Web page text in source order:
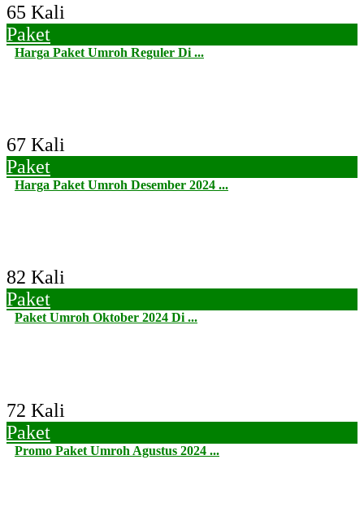
65 Kali
Paket
Harga Paket Umroh Reguler Di ...
67 Kali
Paket
Harga Paket Umroh Desember 2024 ...
82 Kali
Paket
Paket Umroh Oktober 2024 Di ...
72 Kali
Paket
Promo Paket Umroh Agustus 2024 ...